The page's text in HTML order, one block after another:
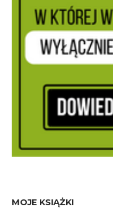
MOJE KSIĄŻKI